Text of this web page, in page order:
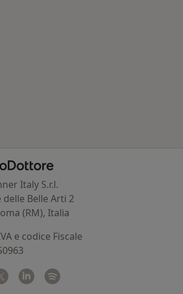
- Homepage
Italy S.r.l.
delle Belle Arti 2
(RM), Italia
e codice Fiscale
in una nuova scheda
Twitter
si apre in una nuova scheda
Linkedin
si apre in una nuova scheda